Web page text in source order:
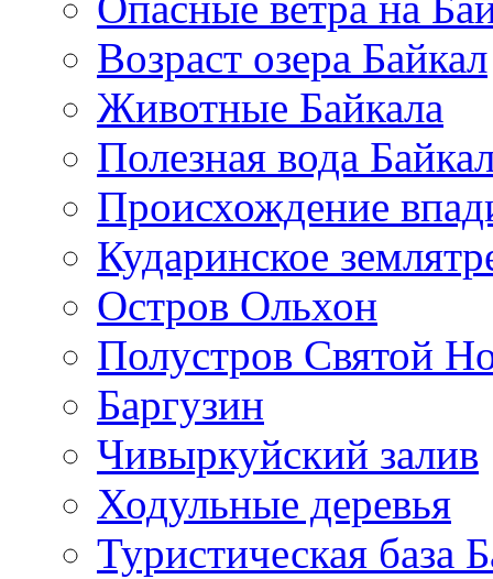
Возраст озера Байкал
Животные Байкала
Полезная вода
Происхождение
Кударинское
Остров Ольхон
Полустров Святой
Баргузин
Чивыркуйский залив
Ходульные деревья
Туристическая база